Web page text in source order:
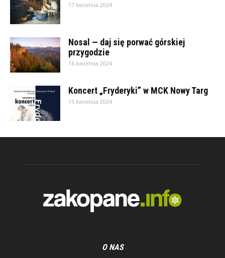
17 kwietnia 2024
Nosal — daj się porwać górskiej
przygodzie
16 kwietnia 2024
Koncert „Fryderyki” w MCK Nowy Targ
15 kwietnia 2024
O NAS